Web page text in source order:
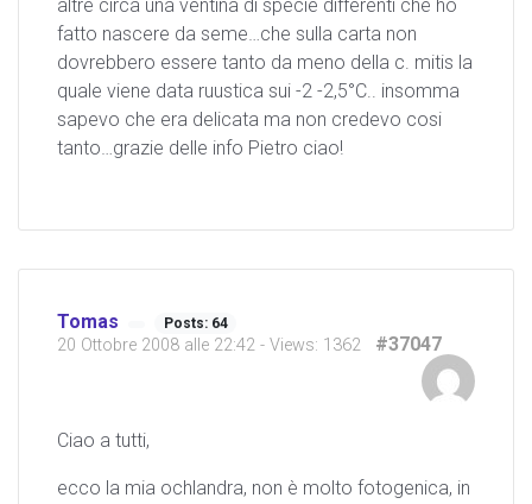
altre circa una ventina di specie differenti che ho
fatto nascere da seme…che sulla carta non
dovrebbero essere tanto da meno della c. mitis la
quale viene data ruustica sui -2 -2,5°C.. insomma
sapevo che era delicata ma non credevo cosi
tanto…grazie delle info Pietro ciao!
Tomas Posts: 64
20 Ottobre 2008 alle 22:42 - Views: 1362 #37047
Ciao a tutti,
ecco la mia ochlandra, non è molto fotogenica, in